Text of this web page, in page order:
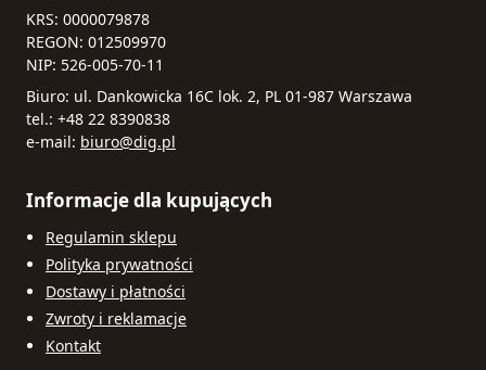
KRS: 0000079878
REGON: 012509970
NIP: 526-005-70-11
Biuro: ul. Dankowicka 16C lok. 2, PL 01-987 Warszawa
tel.: +48 22 8390838
e-mail: biuro@dig.pl
Informacje dla kupujących
Regulamin sklepu
Polityka prywatności
Dostawy i płatności
Zwroty i reklamacje
Kontakt